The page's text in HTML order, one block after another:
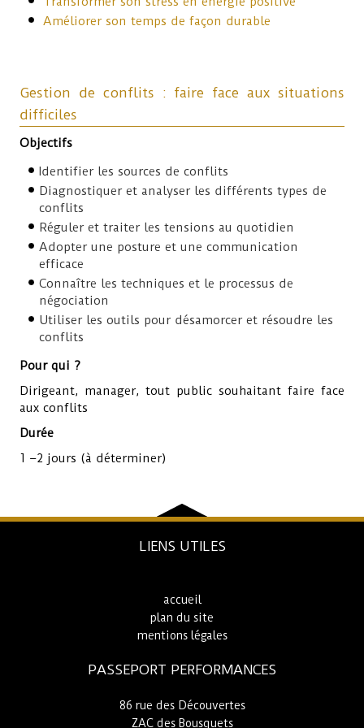
Améliorer son temps de façon durable
Gestion de conflits : faire face aux situations
difficiles
Objectifs
Identifier les sources de conflits
Diagnostiquer et analyser les différents types de
conflits
Réguler et traiter les tensions au quotidien
Adopter une posture et une communication
efficace
Connaître les techniques et le processus de
négociation
Utiliser les outils pour désamorcer et résoudre les
conflits
Pour qui ?
Dirigeant, manager, tout public souhaitant faire face
aux conflits
Durée
1 –2 jours (à déterminer)
LIENS UTILES
accueil
plan du site
mentions légales
PASSEPORT PERFORMANCES
86 rue des Découvertes
ZAC des Bousquets